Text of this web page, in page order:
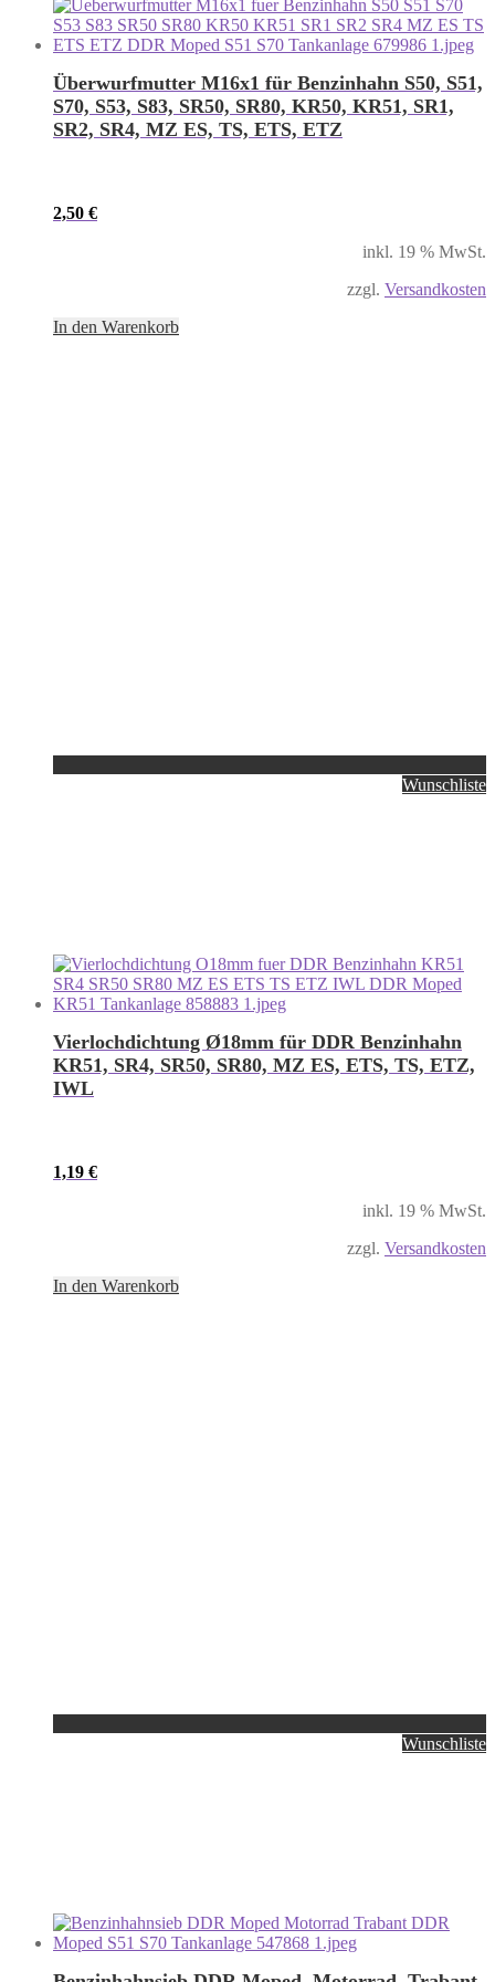
Überwurfmutter M16x1 für Benzinhahn S50, S51,
S70, S53, S83, SR50, SR80, KR50, KR51, SR1,
SR2, SR4, MZ ES, TS, ETS, ETZ
2,50 €
inkl. 19 % MwSt.
zzgl. Versandkosten
In den Warenkorb
Wunschliste
Vierlochdichtung Ø18mm für DDR Benzinhahn
KR51, SR4, SR50, SR80, MZ ES, ETS, TS, ETZ,
IWL
1,19 €
inkl. 19 % MwSt.
zzgl. Versandkosten
In den Warenkorb
Wunschliste